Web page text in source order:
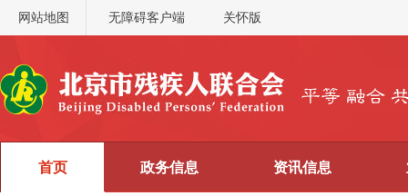
网站地图 无障碍客户端 关怀版
首页 政务信息 资讯信息